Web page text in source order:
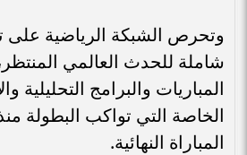
وتحرص الشبكة الرياضية على
شاملة للحدث العالمي
المباريات والبرامج التحليلية
الخاصة التي تواكب البطولة
المباراة النهائية.